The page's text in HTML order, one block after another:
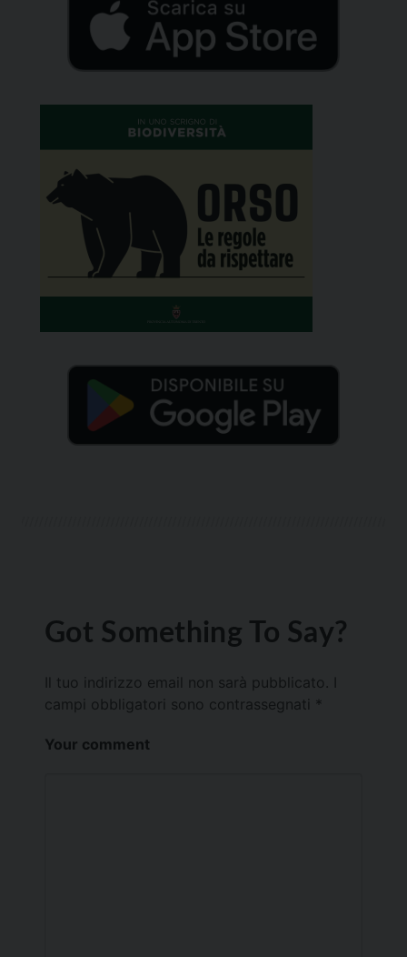
Got Something To Say?
Il tuo indirizzo email non sarà pubblicato.
campi obbligatori sono contrassegnati *
Your comment